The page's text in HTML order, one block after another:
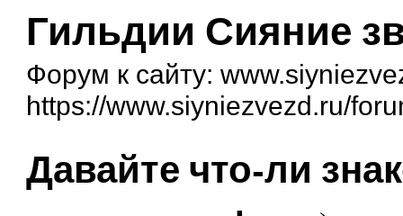
Гильдии Сияние
Форум к сайту:
https://www.siyniezvezd.ru/
Давайте что-ли